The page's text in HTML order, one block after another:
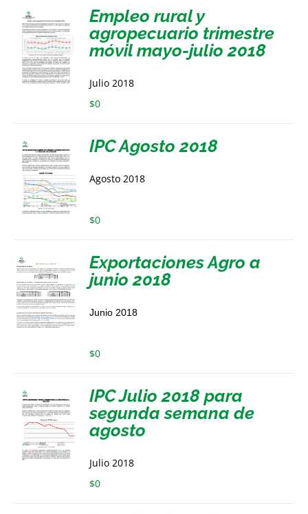
Empleo rural y
agropecuario trimestre
móvil mayo-julio 2018
Julio 2018
$0
IPC Agosto 2018
Agosto 2018
$0
Exportaciones Agro a
junio 2018
Junio 2018
$0
IPC Julio 2018 para
segunda semana de
agosto
Julio 2018
$0